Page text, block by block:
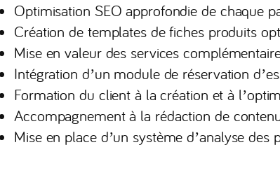
Optimisation SEO approfondie de chaque
Création de templates de fiches produits
Mise en valeur des services
Intégration d’un module de réservation
Formation du client à la création et à
Accompagnement à la rédaction de
Mise en place d’un système d’analyse des